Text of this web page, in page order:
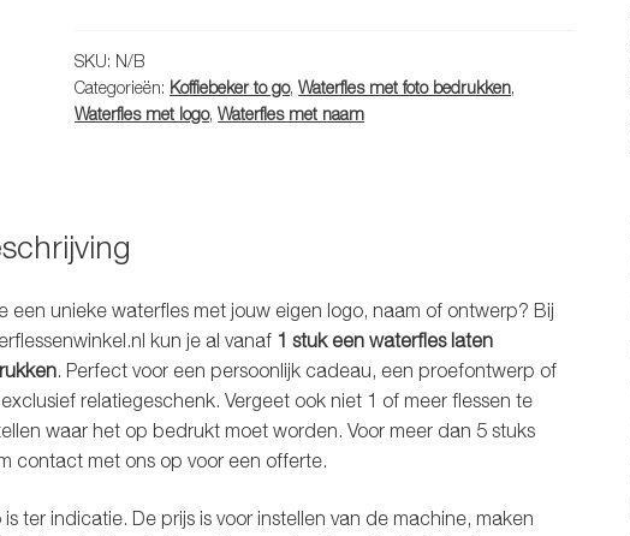
aantal
SKU: N/B
Categorieën: Koffiebeker to go,Waterfles met foto bedrukken,
Waterfles met logo,Waterfles met naam
een unieke waterfles met jouw eigen logo, naam of ontwerp? Bij
kun je al vanaf 1 stuk een waterfles laten
. Perfect voor een persoonlijk cadeau, een proefontwerp of
relatiegeschenk. Vergeet ook niet 1 of meer flessen te
waar het op bedrukt moet worden. Voor meer dan 5 stuks
contact met ons op voor een offerte.
is ter indicatie. De prijs is voor instellen van de machine, maken